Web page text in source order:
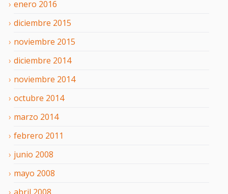
enero 2016
diciembre 2015
noviembre 2015
diciembre 2014
noviembre 2014
octubre 2014
marzo 2014
febrero 2011
junio 2008
mayo 2008